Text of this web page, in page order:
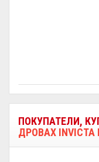
ПОКУПАТЕЛИ,
ДРОВАХ INVICTA